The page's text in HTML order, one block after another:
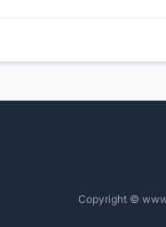
Copyright ©